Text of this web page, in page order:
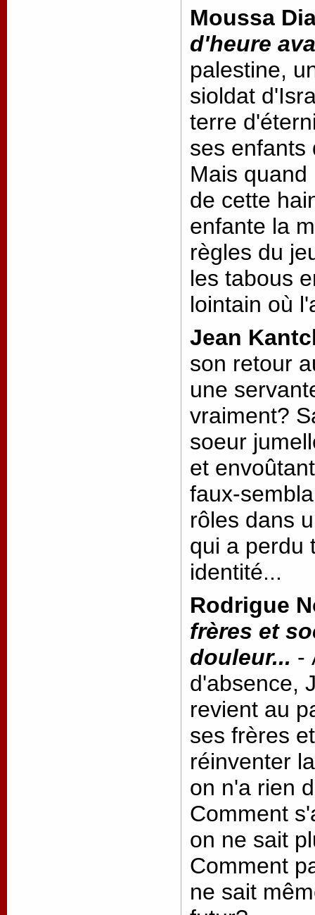
Moussa
d'heure
palestine,
sioldat
terre
ses enfants
Mais
de cette
enfante la
règles du
les tabous
lointain où
Jean
son retour
une
vraiment?
soeur
et
faux-
rôles dans
qui a perdu
identité...
Rodrigue
frères et
douleur... -
d'absence,
revient au
ses frères
réinventer
on n'a rien
Comment
on ne sait
Comment
ne sait